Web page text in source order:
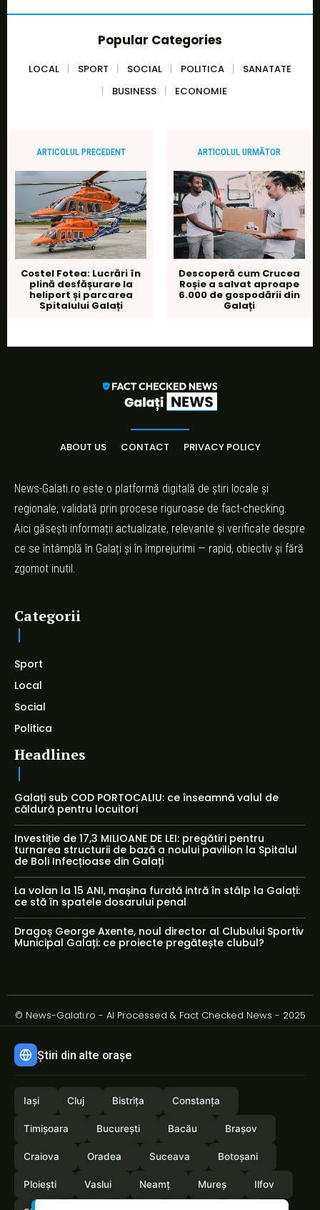
Popular Categories
LOCAL SPORT SOCIAL POLITICA
SANATATE
BUSINESS
ECONOMIE
ARTICOLUL PRECEDENT
Costel Fotea: Lucrări în
plină desfășurare la
heliport și parcarea
Spitalului Galați
ARTICOLUL URMĂTOR
Descoperă cum Crucea
Roșie a salvat aproape
6.000 de gospodării din
Galați
ABOUT US CONTACT PRIVACY POLICY
News-Galati.ro este o platformă digitală de știri locale și
regionale, validată prin procese riguroase de fact-checking.
Aici găsești informații actualizate, relevante și verificate despre
ce se întâmplă în Galați și în împrejurimi — rapid, obiectiv și fără
zgomot inutil.
Categorii
Sport
Local
Social
Politica
Headlines
Galați sub COD PORTOCALIU: ce înseamnă valul de
căldură pentru locuitori
Investiție de 17,3 MILIOANE DE LEI: pregătiri pentru
turnarea structurii de bază a noului pavilion la Spitalul
de Boli Infecțioase din Galați
La volan la 15 ANI, mașina furată intră în stâlp la Galați:
ce stă în spatele dosarului penal
Dragoș George Axente, noul director al Clubului Sportiv
Municipal Galați: ce proiecte pregătește clubul?
© News-Galati.ro - AI Processed & Fact Checked News - 2025
Știri din alte orașe
Iași Cluj Bistrița Constanța
Timișoara București Bacău Brașov
Craiova Oradea Suceava Botoșani
Ploiești Vaslui Neamț Mureș Ilfov